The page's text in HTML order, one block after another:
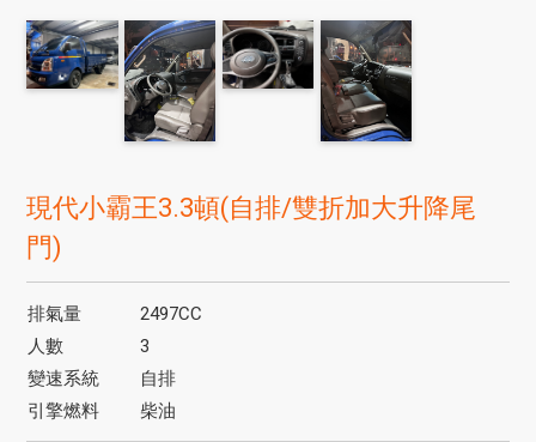
現代小霸王3.3頓(自排/雙折加大升降尾
門)
排氣量
2497CC
人數
3
變速系統
自排
引擎燃料
柴油